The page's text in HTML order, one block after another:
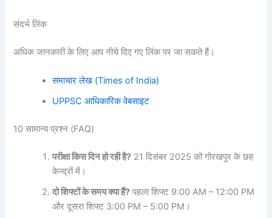
संदर्भ लिंक
अधिक जानकारी के लिए आप नीचे दिए गए लिंक पर जा सकते हैं।
समाचार लेख (Times of India)
UPPSC आधिकारिक वेबसाइट
10 सामान्य प्रश्न (FAQ)
परीक्षा किस दिन हो रही है? 21 दिसंबर 2025 को गोरखपुर के छह
केन्द्रों में।
दो शिफ्टों के समय क्या हैं? पहला शिफ्ट 9:00 AM – 12:00 PM
और दूसरा शिफ्ट 3:00 PM – 5:00 PM।